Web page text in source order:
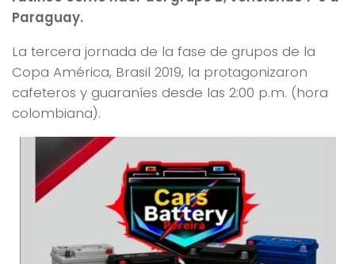
Paraguay.
La tercera jornada de la fase de grupos de la
Copa América, Brasil 2019, la protagonizaron
cafeteros y guaraníes desde las 2:00 p.m. (hora
colombiana).